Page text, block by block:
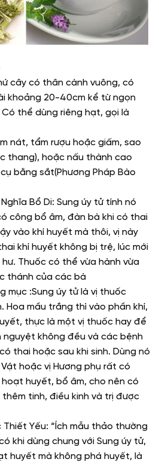
cây có thân cành vuông, có
khoảng 20-40cm kể từ ngọn
thể dùng riêng hạt, gọi là
nát, tẩm rượu hoặc giấm, sao
thang), hoặc nấu thành cao
bằng sắt(Phương Pháp Bào
Bổ Di: Sung úy tử tính nó
công bổ âm, đàn bà khi có thai
vào khí huyết mà thôi, vị này
khí huyết không bị trệ, lúc mới
Thuốc có thể vừa hành vừa
thánh của các bà
mục :Sung úy tử là vị thuốc
Hoa mầu trắng thì vào phần khí,
thực là một vị thuốc hay để
nguyệt không đều và các bệnh
thai hoặc sau khi sinh. Dùng nó
hoặc vị Hương phụ rất có
huyết, bổ âm, cho nên có
tinh, điều kinh và trị được
Yếu: “Ích mẫu thảo thường
khi dùng chung với Sung úy tử,
huyết mà không phá huyết, là